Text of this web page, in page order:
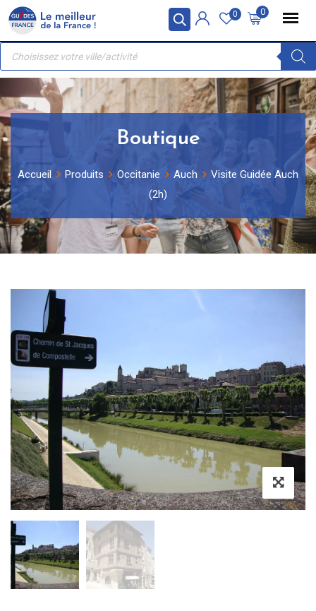
Panneau de gestion des cookies
Skip
content
0
0
Recherche
produits
Boutique
Accueil Produits Occitanie Auch
Visite Guidée Auch
(2h)